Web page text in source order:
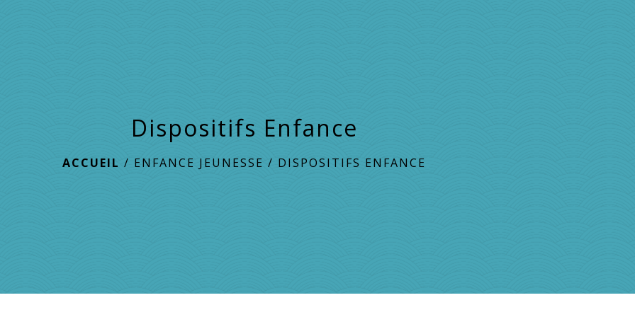
Dispositifs Enfance
ACCUEIL / ENFANCE JEUNESSE / DISPOSITIFS ENFANCE